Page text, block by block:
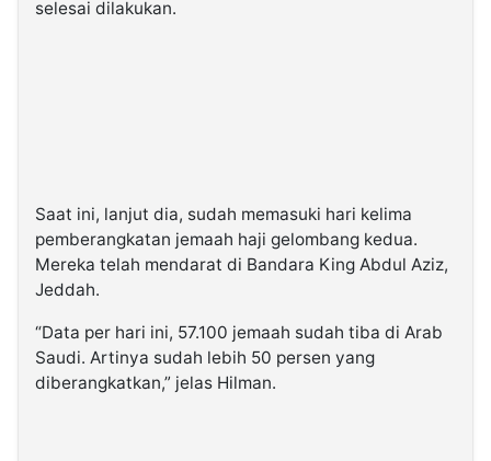
selesai dilakukan.
Saat ini, lanjut dia, sudah memasuki hari kelima
pemberangkatan jemaah haji gelombang kedua.
Mereka telah mendarat di Bandara King Abdul Aziz,
Jeddah.
“Data per hari ini, 57.100 jemaah sudah tiba di Arab
Saudi. Artinya sudah lebih 50 persen yang
diberangkatkan,” jelas Hilman.